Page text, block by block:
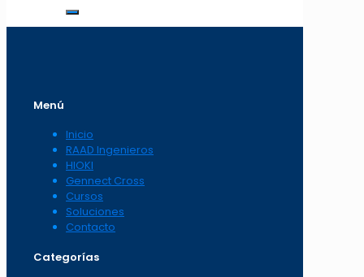
Menú
Inicio
RAAD Ingenieros
HIOKI
Gennect Cross
Cursos
Soluciones
Contacto
Categorías